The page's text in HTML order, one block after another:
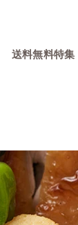
送料無料特集